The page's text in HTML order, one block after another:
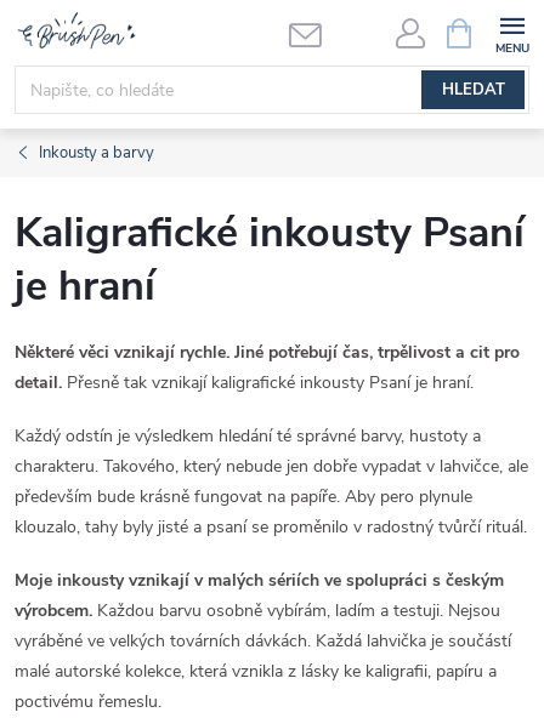
obsah
HLEDAT
NÁKUPNÍ
KOŠÍK
Inkousty a barvy
Kaligrafické inkousty Psaní
je hraní
Některé věci vznikají rychle. Jiné potřebují čas, trpělivost a cit pro
detail. Přesně tak vznikají kaligrafické inkousty Psaní je hraní.
Každý odstín je výsledkem hledání té správné barvy, hustoty a
charakteru. Takového, který nebude jen dobře vypadat v lahvičce, ale
především bude krásně fungovat na papíře. Aby pero plynule
klouzalo, tahy byly jisté a psaní se proměnilo v radostný tvůrčí rituál.
Moje inkousty vznikají v malých sériích ve spolupráci s českým
výrobcem. Každou barvu osobně vybírám, ladím a testuji. Nejsou
vyráběné ve velkých továrních dávkách. Každá lahvička je součástí
malé autorské kolekce, která vznikla z lásky ke kaligrafii, papíru a
poctivému řemeslu.